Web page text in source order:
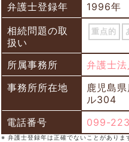
弁護士登録年
1996年
相続問題の取
扱い
重点的
所属事務所
弁護士
事務所所在地
鹿児島
ル304
電話番号
099-
※ 弁護士登録年は正確でないことがありま